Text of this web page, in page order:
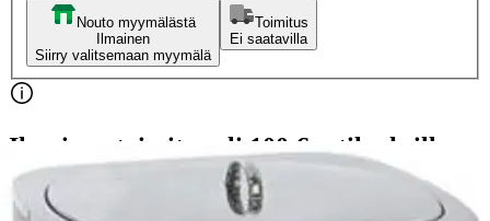
Nouto myymälästä
Ilmainen
Siirry valitsemaan myymälä
Toimitus
Ei saatavilla
Ilmainen toimitus yli 100 €:n tilauksille
Postin pakettiautomaattiin tai
palvelupisteeseen!